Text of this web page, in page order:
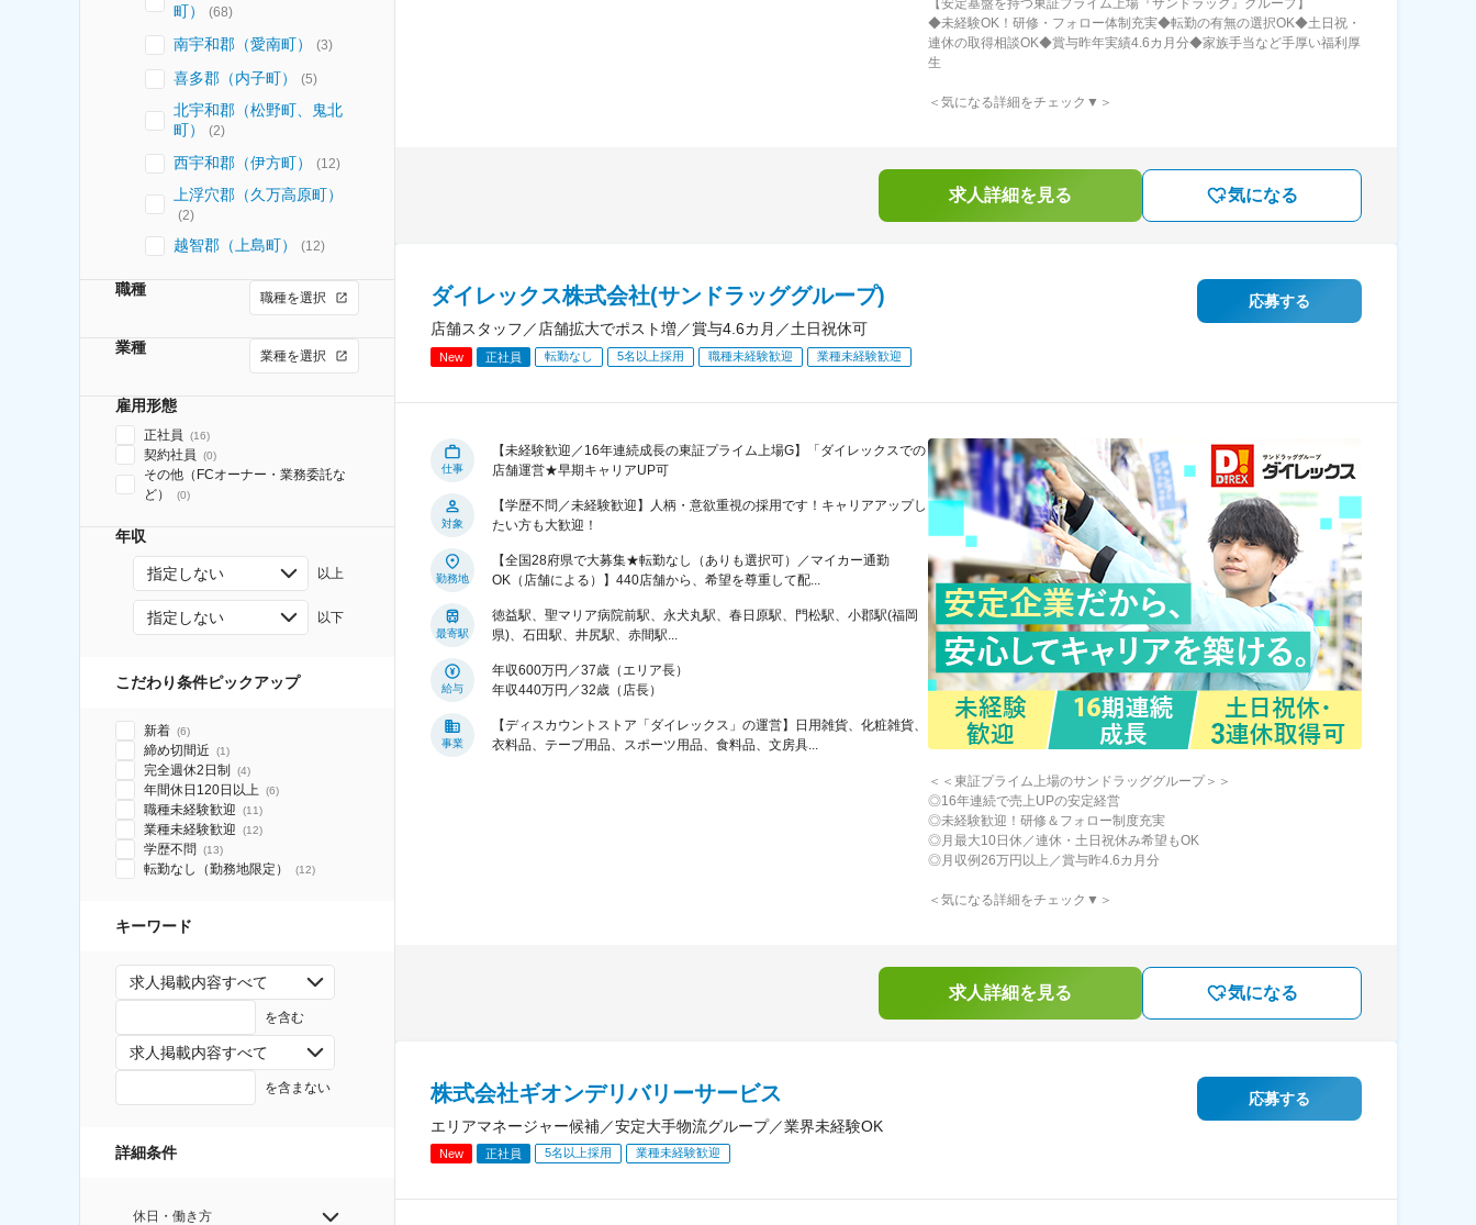
町） (68)
南宇和郡（愛南町） (3)
喜多郡（内子町） (5)
北宇和郡（松野町、鬼北
町）
(2)
西宇和郡（伊方町） (12)
上浮穴郡（久万高原町）
(2)
越智郡（上島町） (12)
職種 職種を選択
業種 業種を選択
雇用形態
正社員 (16)
契約社員 (0)
その他（FCオーナー・業務委託な
ど）
(0)
年収
指定しない 以上
指定しない 以下
こだわり条件ピックアップ
新着 (6)
締め切間近 (1)
完全週休2日制 (4)
年間休日120日以上 (6)
職種未経験歓迎 (11)
業種未経験歓迎 (12)
学歴不問 (13)
転勤なし（勤務地限定） (12)
キーワード
求人掲載内容すべて
を含む
求人掲載内容すべて
を含まない
詳細条件
休日・働き方
◆未経験OK！研修・フォロー体制充実◆転勤の有無の選択OK◆土日祝・
連休の取得相談OK◆賞与昨年実績4.6カ月分◆家族手当など手厚い福利厚
生
＜気になる詳細をチェック▼＞
求人詳細を見る 気になる
ダイレックス株式会社(サンドラッググループ)
店舗スタッフ／店舗拡大でポスト増／賞与4.6カ月／土日祝休可
New 正社員 転勤なし 5名以上採用 職種未経験歓迎 業種未経験歓迎
応募する
仕事
【未経験歓迎／16年連続成長の東証プライム上場G】「ダイレックスでの
店舗運営★早期キャリアUP可
対象
【学歴不問／未経験歓迎】人柄・意欲重視の採用です！キャリアアップし
たい方も大歓迎！
勤務地
【全国28府県で大募集★転勤なし（ありも選択可）／マイカー通勤
OK（店舗による）】440店舗から、希望を尊重して配...
最寄駅
徳益駅、聖マリア病院前駅、永犬丸駅、春日原駅、門松駅、小郡駅(福岡
県)、石田駅、井尻駅、赤間駅...
給与
年収600万円／37歳（エリア長）
年収440万円／32歳（店長）
事業
【ディスカウントストア「ダイレックス」の運営】日用雑貨、化粧雑貨、
衣料品、テープ用品、スポーツ用品、食料品、文房具...
＜＜東証プライム上場のサンドラッググループ＞＞
◎16年連続で売上UPの安定経営
◎未経験歓迎！研修＆フォロー制度充実
◎月最大10日休／連休・土日祝休み希望もOK
◎月収例26万円以上／賞与昨4.6カ月分
＜気になる詳細をチェック▼＞
求人詳細を見る 気になる
株式会社ギオンデリバリーサービス
エリアマネージャー候補／安定大手物流グループ／業界未経験OK
New 正社員 5名以上採用 業種未経験歓迎
応募する